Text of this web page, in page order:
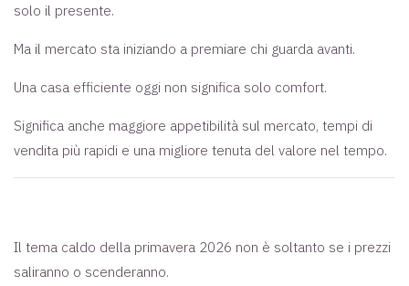
solo il presente.
Ma il mercato sta iniziando a premiare chi guarda avanti.
Una casa efficiente oggi non significa solo comfort.
Significa anche maggiore appetibilità sul mercato, tempi di
vendita più rapidi e una migliore tenuta del valore nel tempo.
Il tema caldo della primavera 2026 non è soltanto se i prezzi
saliranno o scenderanno.